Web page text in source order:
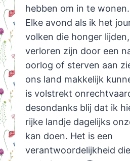
hebben om in te wonen.
Elke avond als ik het
volken die honger
verloren zijn door een
oorlog of sterven aan
ons land makkelijk
is volstrekt
desondanks blij dat ik
rijke landje dagelijks
kan doen. Het is een
verantwoordelijkheid